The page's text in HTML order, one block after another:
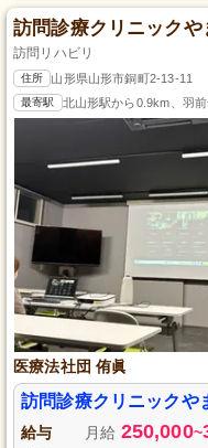
訪問診療クリニックや
訪問リハビリ
住所 山形県山形市銅町2-13-11
最寄駅 北山形駅から0.9km、羽
医療法社団 侑眞
訪問診療クリニックや
給与 月給 250,000~